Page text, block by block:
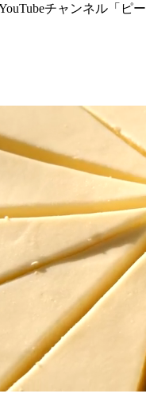
チャンネル「